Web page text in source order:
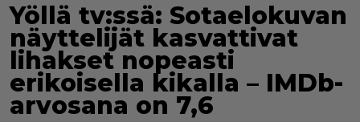
Yöllä tv:ssä: Sotaelokuvan
näyttelijät kasvattivat
lihakset nopeasti
erikoisella kikalla – IMDb-
arvosana on 7,6